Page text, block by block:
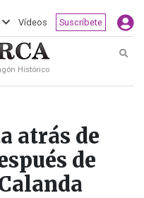
Vídeos Suscríbete
Histórico
atrás de
de